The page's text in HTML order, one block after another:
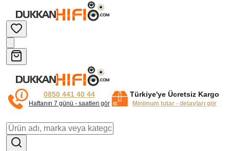
0850 441 40 44
Haftanın 7 günü - saatleri gör
Türkiye'ye Ücretsiz Kargo
Minimum tutar - detayları gör